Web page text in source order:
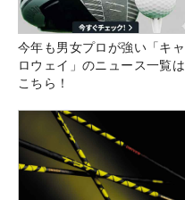
今年も男女プロが強い「キャ
ロウェイ」のニュース一覧は
こちら！